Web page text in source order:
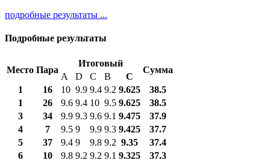
подробные результаты ...
Подробные результаты
Место Пара
Итоговый
Сумма
A D C B
С
1
16 10 9.9 9.4 9.2 9.625
38.5
1
26 9.6 9.4 10 9.5 9.625
38.5
3
34 9.9 9.3 9.6 9.1 9.475
37.9
4
7 9.5 9 9.9 9.3 9.425
37.7
5
37 9.4 9 9.8 9.2 9.35
37.4
6
10 9.8 9.2 9.2 9.1 9.325
37.3